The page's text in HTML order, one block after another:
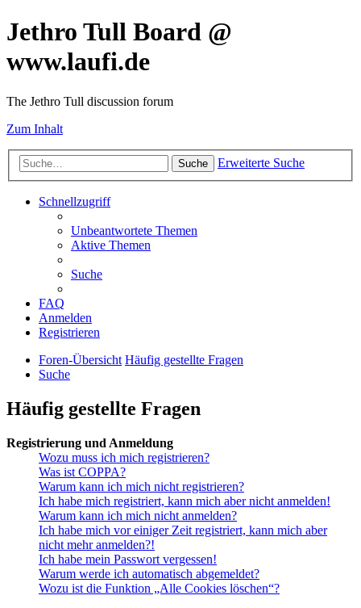
Jethro Tull Board @
www.laufi.de
The Jethro Tull discussion forum
Zum Inhalt
Suche Erweiterte Suche
Schnellzugriff
Unbeantwortete Themen
Aktive Themen
Suche
FAQ
Anmelden
Registrieren
Foren-Übersicht Häufig gestellte Fragen
Suche
Häufig gestellte Fragen
Registrierung und Anmeldung
Wozu muss ich mich registrieren?
Was ist COPPA?
Warum kann ich mich nicht registrieren?
Ich habe mich registriert, kann mich aber nicht anmelden!
Warum kann ich mich nicht anmelden?
Ich habe mich vor einiger Zeit registriert, kann mich aber
nicht mehr anmelden?!
Ich habe mein Passwort vergessen!
Warum werde ich automatisch abgemeldet?
Wozu ist die Funktion „Alle Cookies löschen“?